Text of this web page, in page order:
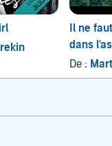
Il ne
dans
De :